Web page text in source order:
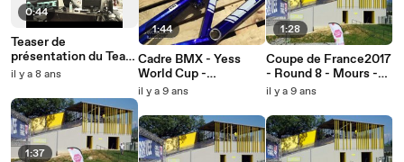
0:44
Teaser de
présentation du Team
BMX Factory PRIDE
il y a 8 ans
1:37
1:44
Cadre BMX - Yess
World Cup -
Présentation Vidéo
il y a 9 ans
1:28
Coupe de France2017
- Round 8 - Mours -
Cadets
il y a 9 ans